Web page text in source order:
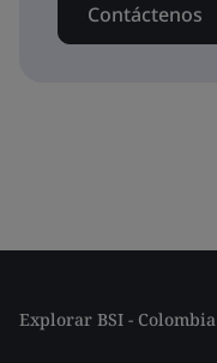
Contáctenos
Explorar BSI - Colombia